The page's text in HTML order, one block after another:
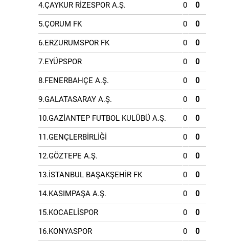
4.ÇAYKUR RİZESPOR A.Ş. 0 0
5.ÇORUM FK 0 0
6.ERZURUMSPOR FK 0 0
7.EYÜPSPOR 0 0
8.FENERBAHÇE A.Ş. 0 0
9.GALATASARAY A.Ş. 0 0
10.GAZİANTEP FUTBOL KULÜBÜ A.Ş. 0 0
11.GENÇLERBİRLİĞİ 0 0
12.GÖZTEPE A.Ş. 0 0
13.İSTANBUL BAŞAKŞEHİR FK 0 0
14.KASIMPAŞA A.Ş. 0 0
15.KOCAELİSPOR 0 0
16.KONYASPOR 0 0